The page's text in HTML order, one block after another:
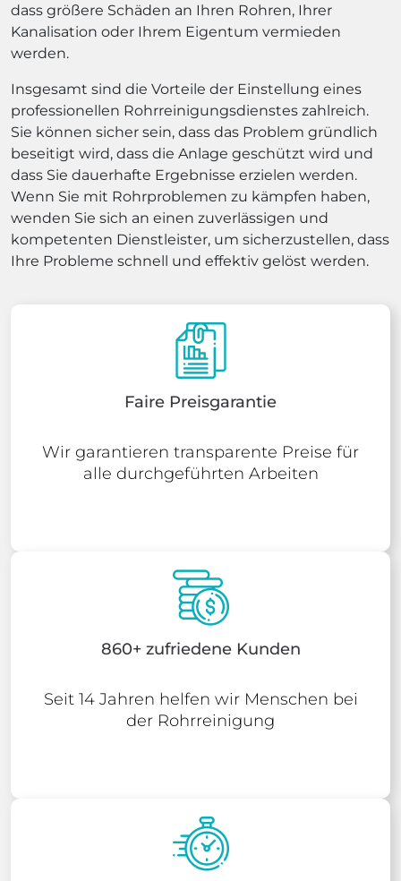
dass größere Schäden an Ihren Rohren, Ihrer
Kanalisation oder Ihrem Eigentum vermieden
werden.
Insgesamt sind die Vorteile der Einstellung eines
professionellen Rohrreinigungsdienstes zahlreich.
Sie können sicher sein, dass das Problem gründlich
beseitigt wird, dass die Anlage geschützt wird und
dass Sie dauerhafte Ergebnisse erzielen werden.
Wenn Sie mit Rohrproblemen zu kämpfen haben,
wenden Sie sich an einen zuverlässigen und
kompetenten Dienstleister, um sicherzustellen, dass
Ihre Probleme schnell und effektiv gelöst werden.
Faire Preisgarantie
Wir garantieren transparente Preise für
alle durchgeführten Arbeiten
860+ zufriedene Kunden
Seit 14 Jahren helfen wir Menschen bei
der Rohrreinigung